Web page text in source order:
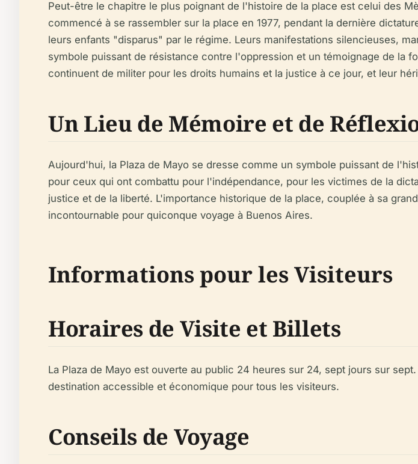
Peut-être le chapitre le plus poignant de l'histoire de la place est celui des
commencé à se rassembler sur la place en 1977, pendant la dernière
leurs enfants "disparus" par le régime. Leurs manifestations silencieuses,
symbole puissant de résistance contre l'oppression et un témoignage de la
continuent de militer pour les droits humains et la justice à ce jour, et leur
Un Lieu de Mémoire et de
Aujourd'hui, la Plaza de Mayo se dresse comme un symbole puissant de
pour ceux qui ont combattu pour l'indépendance, pour les victimes de la
justice et de la liberté. L'importance historique de la place, couplée à sa
incontournable pour quiconque voyage à Buenos Aires.
Informations pour les Visiteurs
Horaires de Visite et Billets
La Plaza de Mayo est ouverte au public 24 heures sur 24, sept jours sur
destination accessible et économique pour tous les visiteurs.
Conseils de Voyage